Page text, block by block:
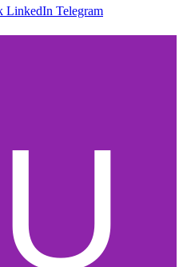
LinkedIn Telegram